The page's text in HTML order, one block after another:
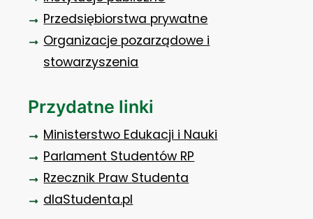
Przedsiębiorstwa prywatne
Organizacje pozarządowe i
stowarzyszenia
Przydatne linki
Ministerstwo Edukacji i Nauki
Parlament Studentów RP
Rzecznik Praw Studenta
dlaStudenta.pl